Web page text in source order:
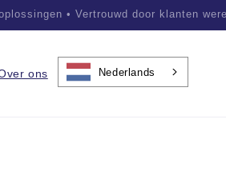
• Vertrouwd door klanten
ons Nederlands